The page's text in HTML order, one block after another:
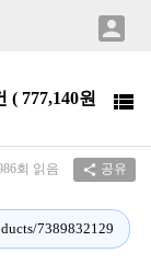

777,140원

회 읽음  공유
7389832129